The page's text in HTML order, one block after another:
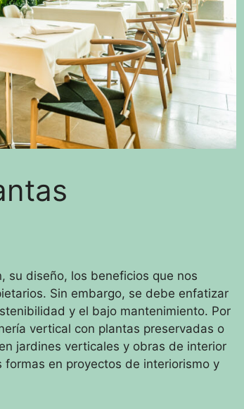
su diseño, los beneficios que nos
Sin embargo, se debe enfatizar
y el bajo mantenimiento. Por
vertical con plantas preservadas o
jardines verticales y obras de interior
en proyectos de interiorismo y